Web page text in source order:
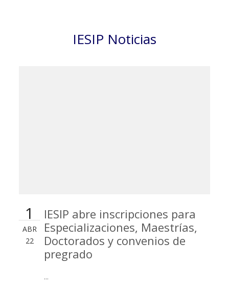
IESIP Noticias
1
ABR
22
IESIP abre inscripciones para
Especializaciones, Maestrías,
Doctorados y convenios de
pregrado
...